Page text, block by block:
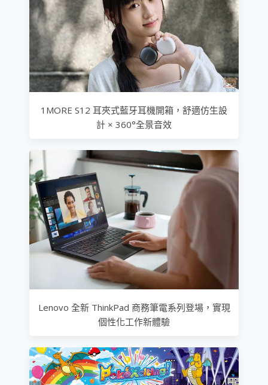
1MORE S12 耳夾式藍牙耳機開箱，舒適仿生設
計 × 360°全景音效
Lenovo 全新 ThinkPad 商務筆電系列登場，實現
個性化工作新體驗